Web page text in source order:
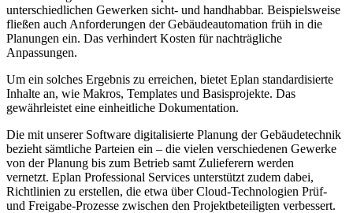
unterschiedlichen Gewerken sicht- und handhabbar. Beispielsweise
fließen auch Anforderungen der Gebäudeautomation früh in die
Planungen ein. Das verhindert Kosten für nachträgliche
Anpassungen.
Um ein solches Ergebnis zu erreichen, bietet Eplan standardisierte
Inhalte an, wie Makros, Templates und Basisprojekte. Das
gewährleistet eine einheitliche Dokumentation.
Die mit unserer Software digitalisierte Planung der Gebäudetechnik
bezieht sämtliche Parteien ein – die vielen verschiedenen Gewerke
von der Planung bis zum Betrieb samt Zulieferern werden
vernetzt. Eplan Professional Services unterstützt zudem dabei,
Richtlinien zu erstellen, die etwa über Cloud-Technologien Prüf-
und Freigabe-Prozesse zwischen den Projektbeteiligten verbessert.